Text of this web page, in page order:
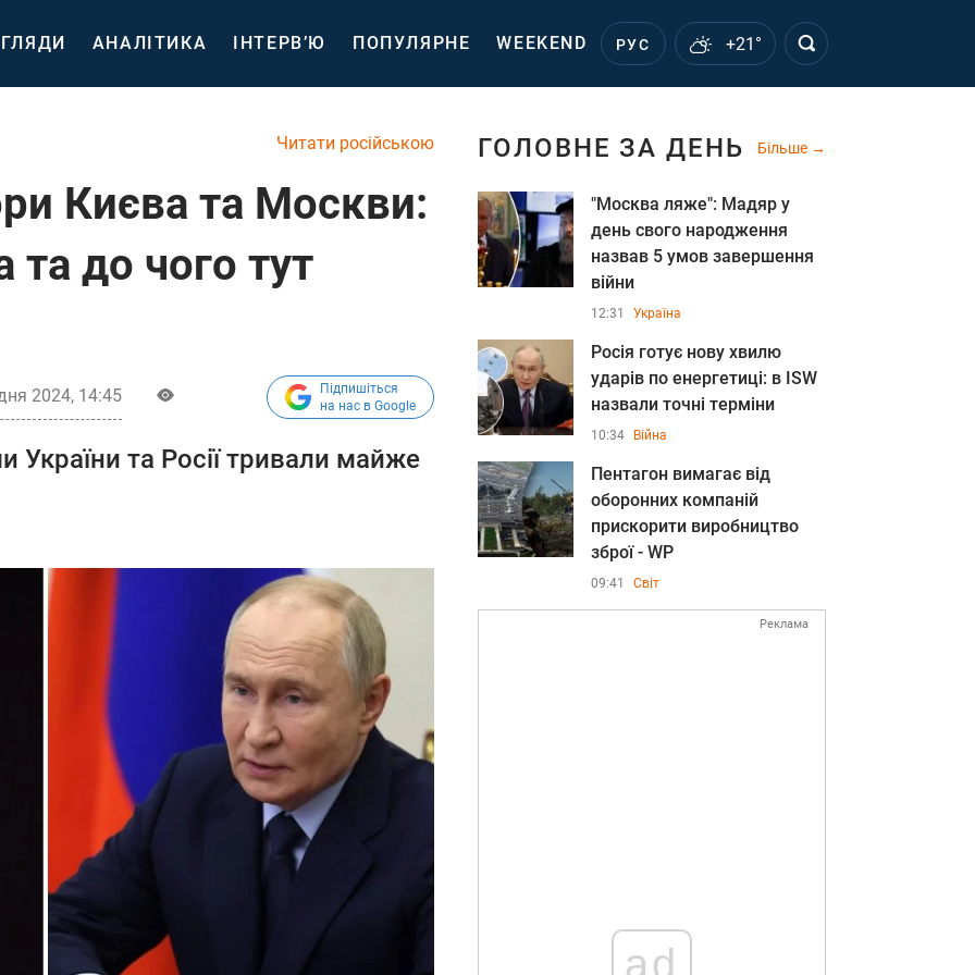
АНАЛІТИКА ІНТЕРВ’Ю ПОПУЛЯРНЕ WEEKEND РУС +21°
Читати російською
Києва та Москви:
до чого тут
2024, 14:45
Підпишіться
на нас в Google
України та Росії тривали майже
ГОЛОВНЕ ЗА ДЕНЬ Більше
"Москва ляже": Мадяр у
день свого народження
назвав 5 умов завершення
війни
12:31 Україна
Росія готує нову хвилю
ударів по енергетиці: в ISW
назвали точні терміни
10:34 Війна
Пентагон вимагає від
оборонних компаній
прискорити виробництво
зброї - WP
09:41 Світ
Реклама
ad